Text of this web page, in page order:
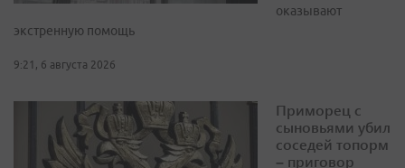
оказывают
экстренную помощь
9:21, 6 августа 2026
Приморец с
сыновьями убил
соседей топорм
– приговор